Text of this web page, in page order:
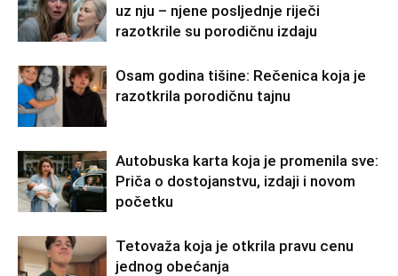
uz nju – njene posljednje riječi
razotkrile su porodičnu izdaju
Osam godina tišine: Rečenica koja je
razotkrila porodičnu tajnu
Autobuska karta koja je promenila sve:
Priča o dostojanstvu, izdaji i novom
početku
Tetovaža koja je otkrila pravu cenu
jednog obećanja